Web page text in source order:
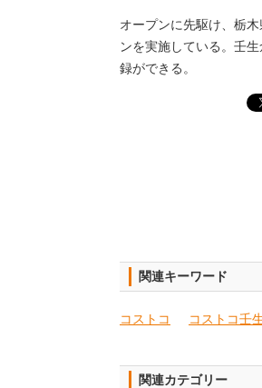
オープンに先駆け、栃
ンを実施している。壬
録ができる。
関連キーワード
コストコ コストコ壬
関連カテゴリー